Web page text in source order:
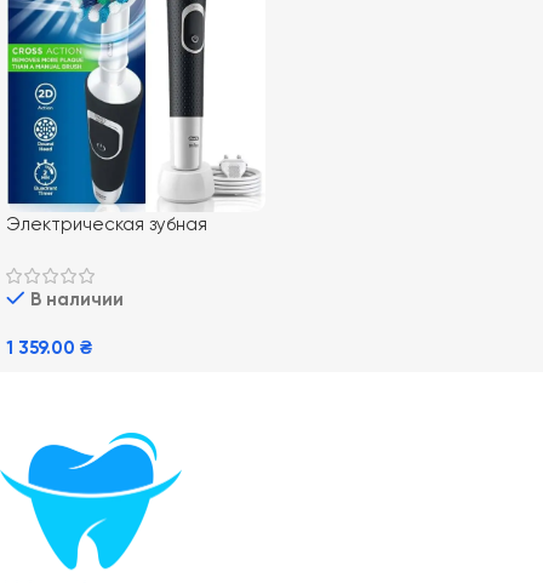
Электрическая зубная
100 Cross Action Black
В наличии
1 359.00 ₴